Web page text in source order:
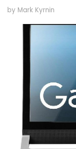
by Mark Kyrnin